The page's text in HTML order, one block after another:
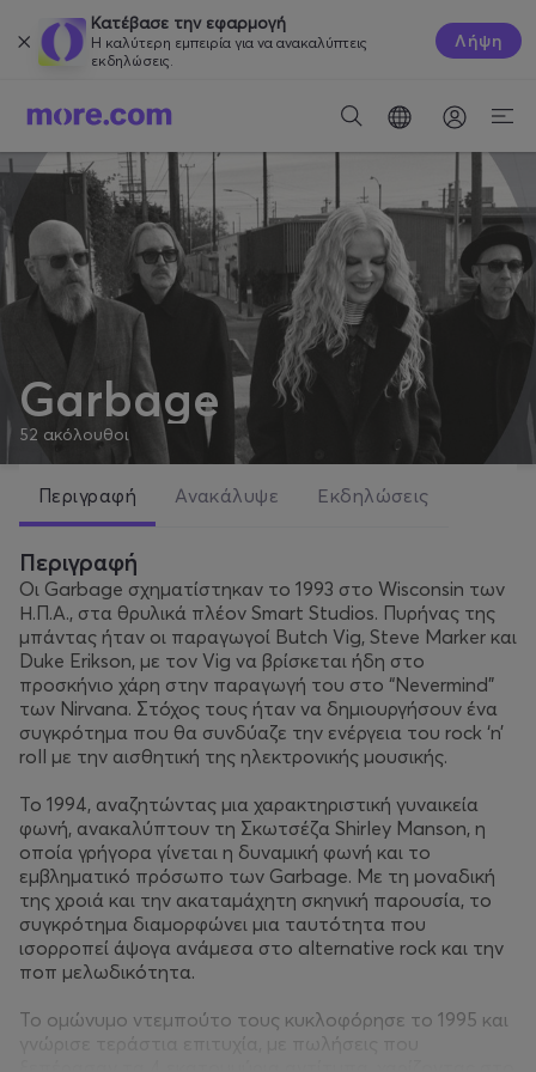
Κατέβασε την εφαρμογή
Η καλύτερη εμπειρία για να ανακαλύπτεις
εκδηλώσεις.
Λήψη
Garbage
52 ακόλουθοι
Περιγραφή Ανακάλυψε Εκδηλώσεις
Περιγραφή
Οι Garbage σχηματίστηκαν το 1993 στο Wisconsin των
Η.Π.Α., στα θρυλικά πλέον Smart Studios. Πυρήνας της
μπάντας ήταν οι παραγωγοί Butch Vig, Steve Marker και
Duke Erikson, με τον Vig να βρίσκεται ήδη στο
προσκήνιο χάρη στην παραγωγή του στο “Nevermind”
των Nirvana. Στόχος τους ήταν να δημιουργήσουν ένα
συγκρότημα που θα συνδύαζε την ενέργεια του rock ‘n’
roll με την αισθητική της ηλεκτρονικής μουσικής.
Το 1994, αναζητώντας μια χαρακτηριστική γυναικεία
φωνή, ανακαλύπτουν τη Σκωτσέζα Shirley Manson, η
οποία γρήγορα γίνεται η δυναμική φωνή και το
εμβληματικό πρόσωπο των Garbage. Με τη μοναδική
της χροιά και την ακαταμάχητη σκηνική παρουσία, το
συγκρότημα διαμορφώνει μια ταυτότητα που
ισορροπεί άψογα ανάμεσα στο alternative rock και την
ποπ μελωδικότητα.
Το ομώνυμο ντεμπούτο τους κυκλοφόρησε το 1995 και
γνώρισε τεράστια επιτυχία, με πωλήσεις που